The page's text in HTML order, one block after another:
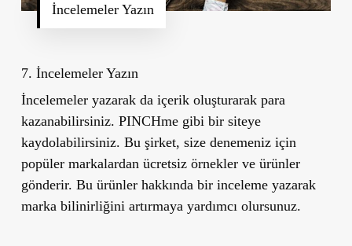
İncelemeler Yazın
7. İncelemeler Yazın
İncelemeler yazarak da içerik oluşturarak para
kazanabilirsiniz. PINCHme gibi bir siteye
kaydolabilirsiniz. Bu şirket, size denemeniz için
popüler markalardan ücretsiz örnekler ve ürünler
gönderir. Bu ürünler hakkında bir inceleme yazarak
marka bilinirliğini artırmaya yardımcı olursunuz.